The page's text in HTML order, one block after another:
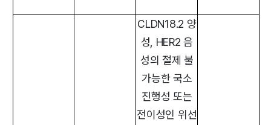
CLDN18.2 양
성, HER2 음
성의 절제 불
가능한 국소
진행성 또는
전이성인 위선